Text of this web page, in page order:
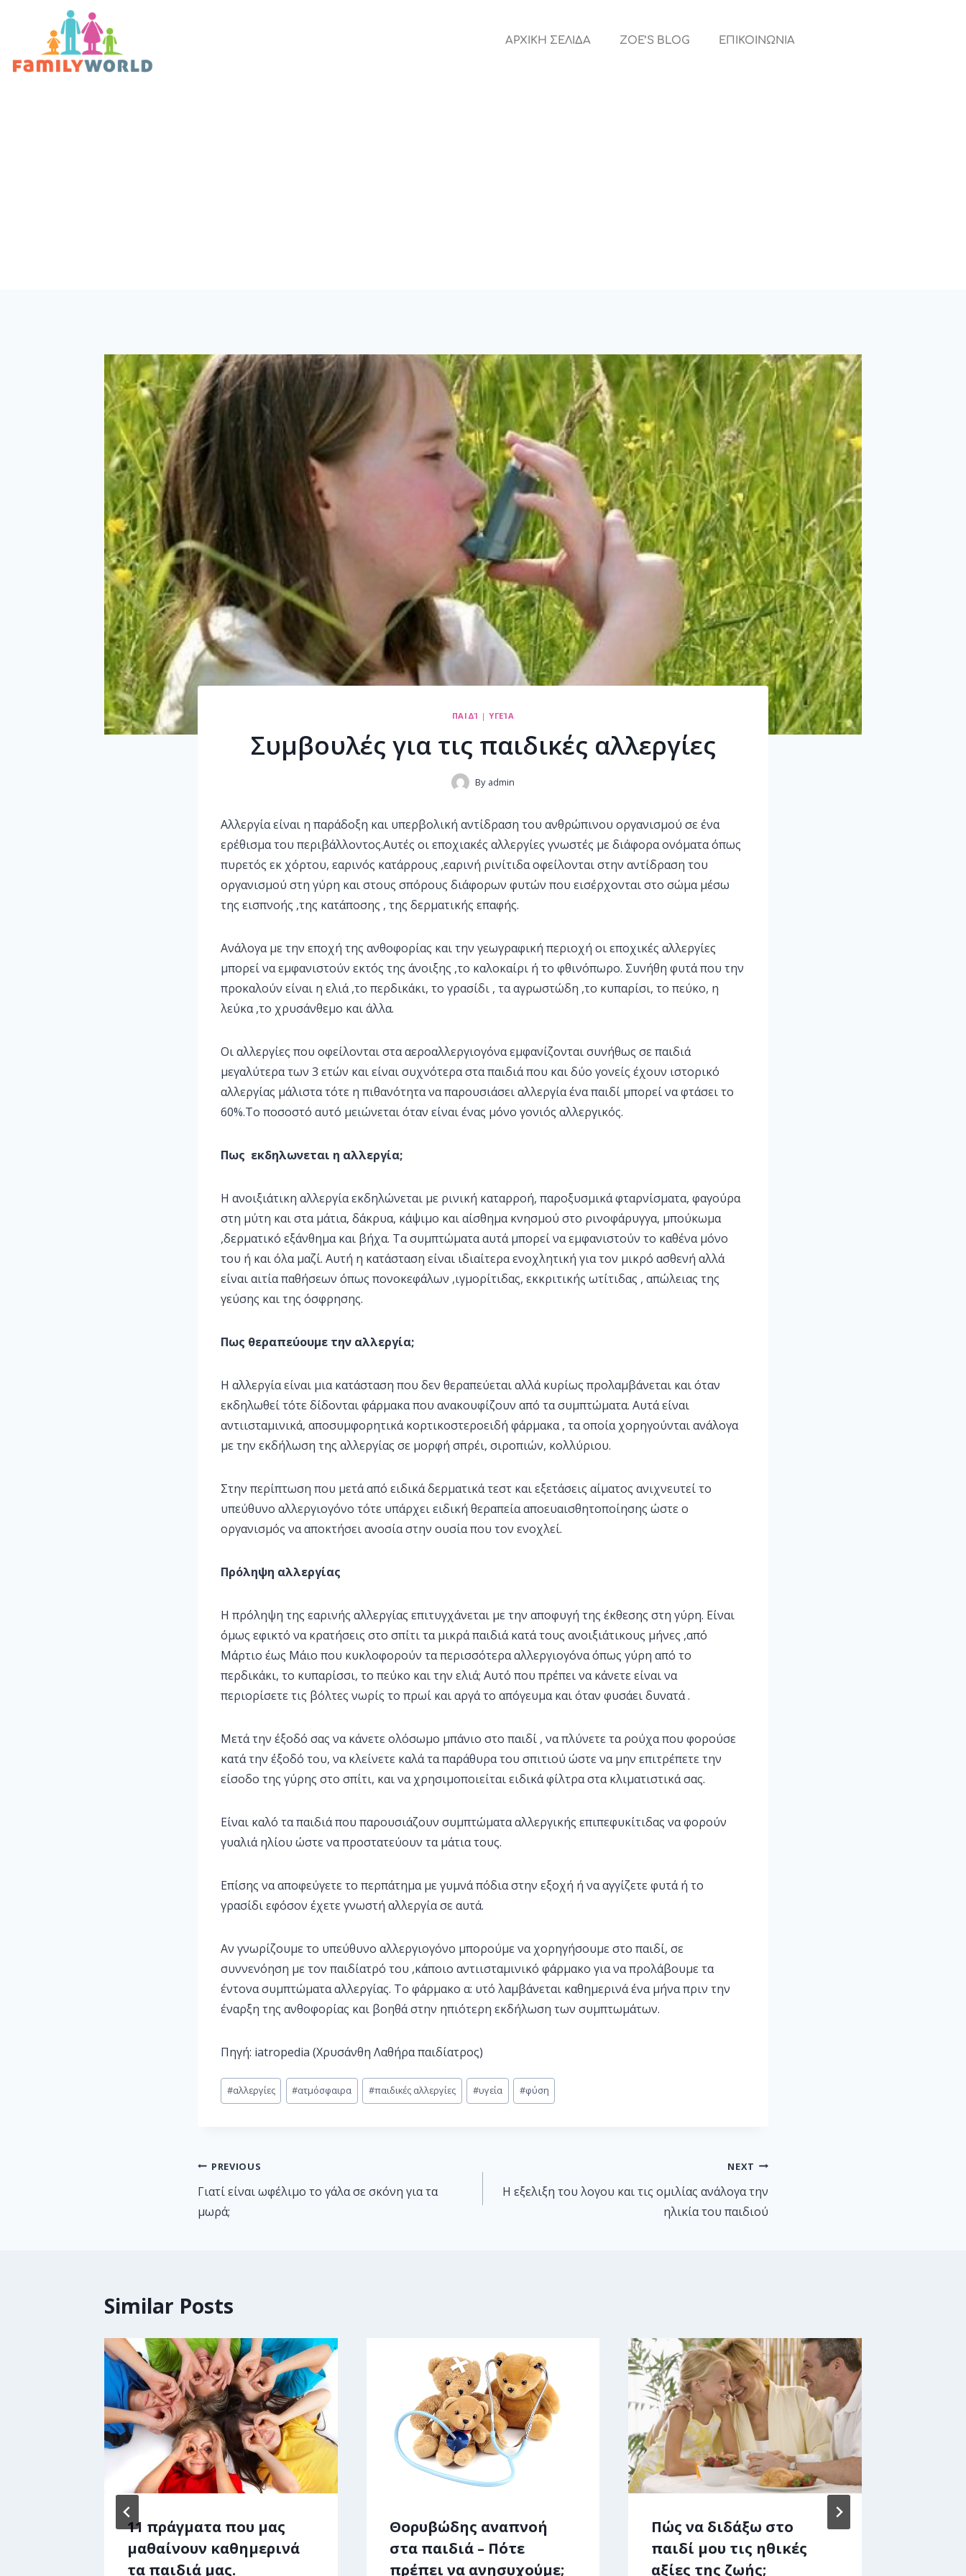
ΑΡΧΙΚΗ ΣΕΛΙΔΑ ZOE’S BLOG ΕΠΙΚΟΙΝΩΝΙΑ
ΠΑΙΔΊ |ΥΓΕΊΑ
Συμβουλές για τις παιδικές αλλεργίες
By admin
Αλλεργία είναι η παράδοξη και υπερβολική αντίδραση του ανθρώπινου οργανισμού σε ένα
ερέθισμα του περιβάλλοντος.Αυτές οι εποχιακές αλλεργίες γνωστές με διάφορα ονόματα όπως
πυρετός εκ χόρτου, εαρινός κατάρρους ,εαρινή ρινίτιδα οφείλονται στην αντίδραση του
οργανισμού στη γύρη και στους σπόρους διάφορων φυτών που εισέρχονται στο σώμα μέσω
της εισπνοής ,της κατάποσης , της δερματικής επαφής.
Ανάλογα με την εποχή της ανθοφορίας και την γεωγραφική περιοχή οι εποχικές αλλεργίες
μπορεί να εμφανιστούν εκτός της άνοιξης ,το καλοκαίρι ή το φθινόπωρο. Συνήθη φυτά που την
προκαλούν είναι η ελιά ,το περδικάκι, το γρασίδι , τα αγρωστώδη ,το κυπαρίσι, το πεύκο, η
λεύκα ,το χρυσάνθεμο και άλλα.
Οι αλλεργίες που οφείλονται στα αεροαλλεργιογόνα εμφανίζονται συνήθως σε παιδιά
μεγαλύτερα των 3 ετών και είναι συχνότερα στα παιδιά που και δύο γονείς έχουν ιστορικό
αλλεργίας μάλιστα τότε η πιθανότητα να παρουσιάσει αλλεργία ένα παιδί μπορεί να φτάσει το
60%.Το ποσοστό αυτό μειώνεται όταν είναι ένας μόνο γονιός αλλεργικός.
Πως εκδηλωνεται η αλλεργία;
Η ανοιξιάτικη αλλεργία εκδηλώνεται με ρινική καταρροή, παροξυσμικά φταρνίσματα, φαγούρα
στη μύτη και στα μάτια, δάκρυα, κάψιμο και αίσθημα κνησμού στο ρινοφάρυγγα, μπούκωμα
,δερματικό εξάνθημα και βήχα. Τα συμπτώματα αυτά μπορεί να εμφανιστούν το καθένα μόνο
του ή και όλα μαζί. Αυτή η κατάσταση είναι ιδιαίτερα ενοχλητική για τον μικρό ασθενή αλλά
είναι αιτία παθήσεων όπως πονοκεφάλων ,ιγμορίτιδας, εκκριτικής ωτίτιδας , απώλειας της
γεύσης και της όσφρησης.
Πως θεραπεύουμε την αλλεργία;
Η αλλεργία είναι μια κατάσταση που δεν θεραπεύεται αλλά κυρίως προλαμβάνεται και όταν
εκδηλωθεί τότε δίδονται φάρμακα που ανακουφίζουν από τα συμπτώματα. Αυτά είναι
αντιισταμινικά, αποσυμφορητικά κορτικοστεροειδή φάρμακα , τα οποία χορηγούνται ανάλογα
με την εκδήλωση της αλλεργίας σε μορφή σπρέι, σιροπιών, κολλύριου.
Στην περίπτωση που μετά από ειδικά δερματικά τεστ και εξετάσεις αίματος ανιχνευτεί το
υπεύθυνο αλλεργιογόνο τότε υπάρχει ειδική θεραπεία αποευαισθητοποίησης ώστε ο
οργανισμός να αποκτήσει ανοσία στην ουσία που τον ενοχλεί.
Πρόληψη αλλεργίας
Η πρόληψη της εαρινής αλλεργίας επιτυγχάνεται με την αποφυγή της έκθεσης στη γύρη. Είναι
όμως εφικτό να κρατήσεις στο σπίτι τα μικρά παιδιά κατά τους ανοιξιάτικους μήνες ,από
Μάρτιο έως Μάιο που κυκλοφορούν τα περισσότερα αλλεργιογόνα όπως γύρη από το
περδικάκι, το κυπαρίσσι, το πεύκο και την ελιά; Αυτό που πρέπει να κάνετε είναι να
περιορίσετε τις βόλτες νωρίς το πρωί και αργά το απόγευμα και όταν φυσάει δυνατά .
Μετά την έξοδό σας να κάνετε ολόσωμο μπάνιο στο παιδί , να πλύνετε τα ρούχα που φορούσε
κατά την έξοδό του, να κλείνετε καλά τα παράθυρα του σπιτιού ώστε να μην επιτρέπετε την
είσοδο της γύρης στο σπίτι, και να χρησιμοποιείται ειδικά φίλτρα στα κλιματιστικά σας.
Είναι καλό τα παιδιά που παρουσιάζουν συμπτώματα αλλεργικής επιπεφυκίτιδας να φορούν
γυαλιά ηλίου ώστε να προστατεύουν τα μάτια τους.
Επίσης να αποφεύγετε το περπάτημα με γυμνά πόδια στην εξοχή ή να αγγίζετε φυτά ή το
γρασίδι εφόσον έχετε γνωστή αλλεργία σε αυτά.
Αν γνωρίζουμε το υπεύθυνο αλλεργιογόνο μπορούμε να χορηγήσουμε στο παιδί, σε
συννενόηση με τον παιδίατρό του ,κάποιο αντιισταμινικό φάρμακο για να προλάβουμε τα
έντονα συμπτώματα αλλεργίας. Το φάρμακο α: υτό λαμβάνεται καθημερινά ένα μήνα πριν την
έναρξη της ανθοφορίας και βοηθά στην ηπιότερη εκδήλωση των συμπτωμάτων.
Πηγή: iatropedia (Χρυσάνθη Λαθήρα παιδίατρος)
#αλλεργίες #ατμόσφαιρα #παιδικές αλλεργίες #υγεία #φύση
PREVIOUS
Γιατί είναι ωφέλιμο το γάλα σε σκόνη για τα
μωρά;
NEXT
Η εξελιξη του λογου και τις ομιλίας ανάλογα την
ηλικία του παιδιού
Similar Posts
11 πράγματα που μας
μαθαίνουν καθημερινά
τα παιδιά μας.
Θορυβώδης αναπνοή
στα παιδιά – Πότε
πρέπει να ανησυχούμε;
Πώς να διδάξω στο
παιδί μου τις ηθικές
αξίες της ζωής;